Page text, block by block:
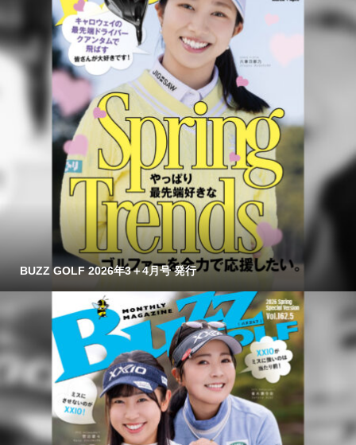
BUZZ GOLF 2026年3＋4月号 発行